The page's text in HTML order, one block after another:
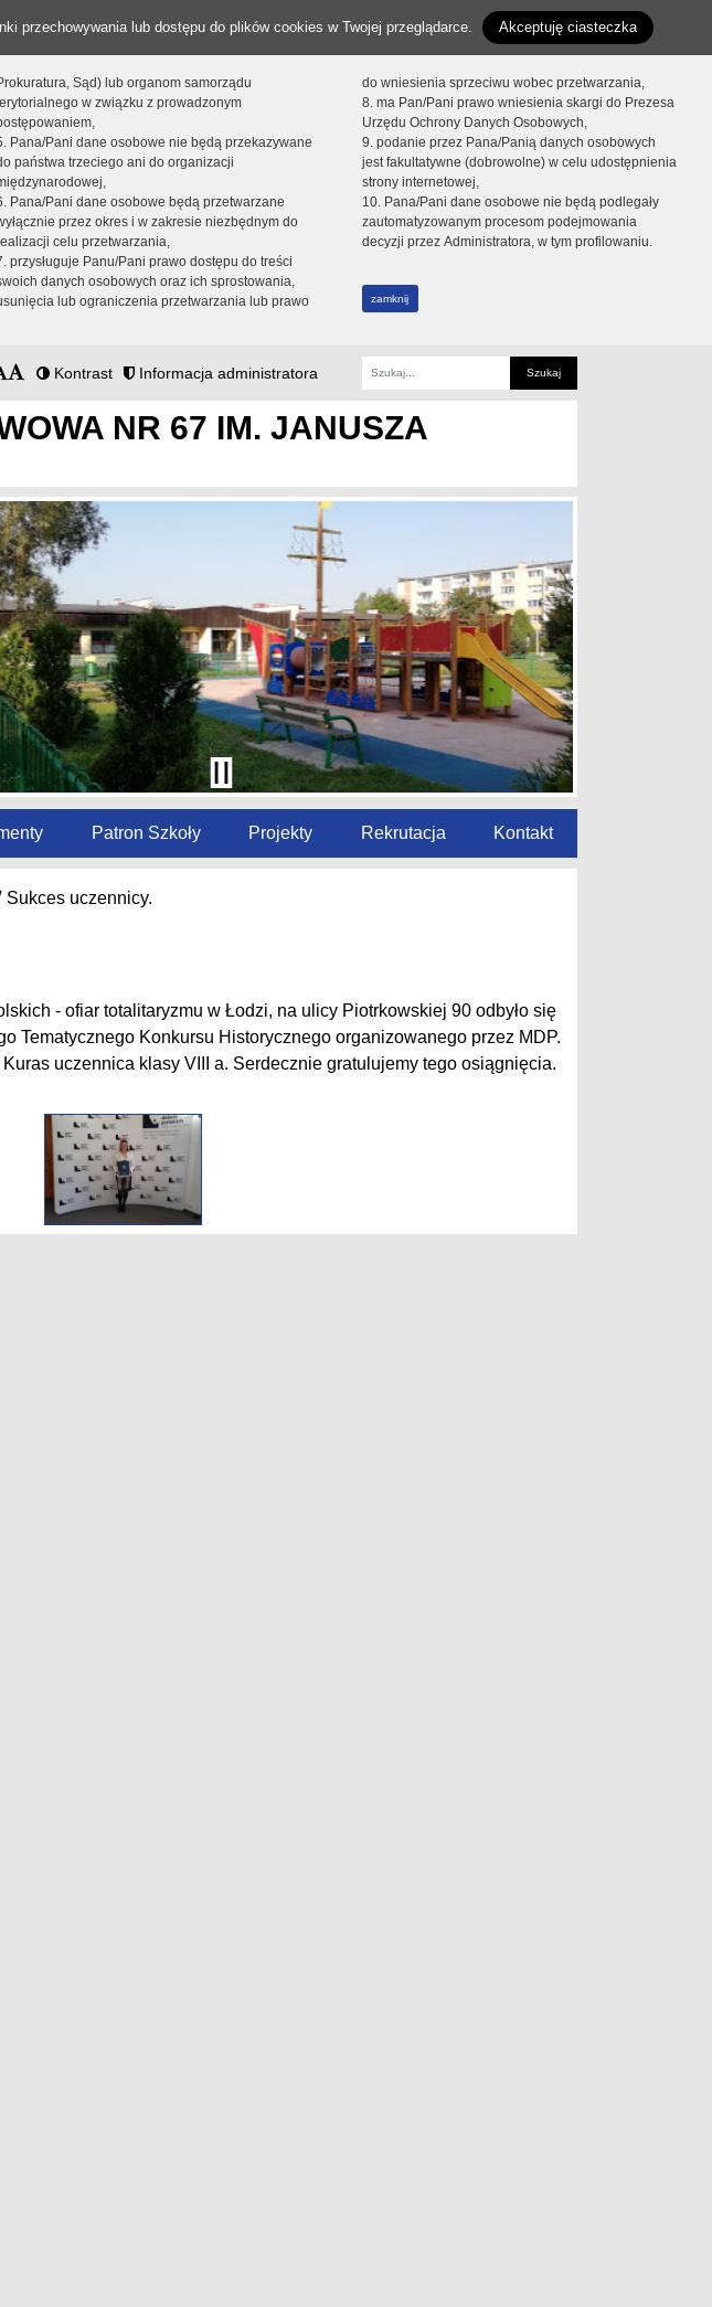
przechowywania lub dostępu do plików cookies w Twojej przeglądarce. Akceptuję ciasteczka
Sąd) lub organom samorządu
w związku z prowadzonym
Pana/Pani dane osobowe nie będą przekazywane
państwa trzeciego ani do organizacji
Pana/Pani dane osobowe będą przetwarzane
przez okres i w zakresie niezbędnym do
celu przetwarzania,
przysługuje Panu/Pani prawo dostępu do treści
danych osobowych oraz ich sprostowania,
lub ograniczenia przetwarzania lub prawo
do wniesienia sprzeciwu wobec przetwarzania,
8. ma Pan/Pani prawo wniesienia skargi do Prezesa
Urzędu Ochrony Danych Osobowych,
9. podanie przez Pana/Panią danych osobowych
jest fakultatywne (dobrowolne) w celu udostępnienia
strony internetowej,
10. Pana/Pani dane osobowe nie będą podlegały
zautomatyzowanym procesom podejmowania
decyzji przez Administratora, w tym profilowaniu.
zamknij
Kontrast Informacja administratora
Fraza
NR 67 IM. JANUSZA
Patron Szkoły Projekty Rekrutacja Kontakt
Sukces uczennicy.
- ofiar totalitaryzmu w Łodzi, na ulicy Piotrkowskiej 90 odbyło się
Tematycznego Konkursu Historycznego organizowanego przez MDP.
uczennica klasy VIII a. Serdecznie gratulujemy tego osiągnięcia.